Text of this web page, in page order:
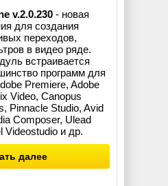
v.2.0.230 - новая
для создания
переходов,
в видео ряде.
встраивается
программ для
Premiere, Adobe
Video, Canopus
Pinnacle Studio, Avid
Composer, Ulead
Videostudio и др.
далее